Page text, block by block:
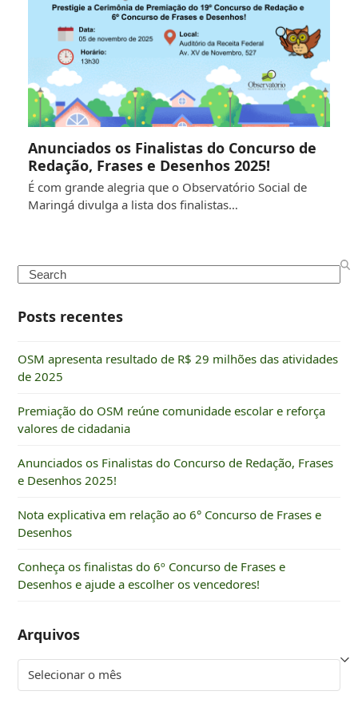
Anunciados os Finalistas do Concurso de
Redação, Frases e Desenhos 2025!
É com grande alegria que o Observatório Social de
Maringá divulga a lista dos finalistas…
Search
Posts recentes
OSM apresenta resultado de R$ 29 milhões das atividades
de 2025
Premiação do OSM reúne comunidade escolar e reforça
valores de cidadania
Anunciados os Finalistas do Concurso de Redação, Frases
e Desenhos 2025!
Nota explicativa em relação ao 6° Concurso de Frases e
Desenhos
Conheça os finalistas do 6º Concurso de Frases e
Desenhos e ajude a escolher os vencedores!
Arquivos
Arquivos